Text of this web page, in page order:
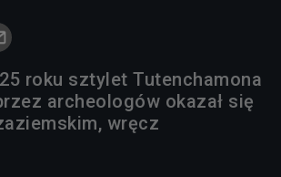
roku sztylet Tutenchamona
archeologów okazał się
wręcz